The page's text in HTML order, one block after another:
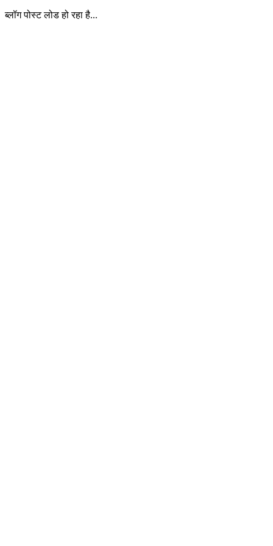
ब्लॉग पोस्ट लोड हो रहा है...